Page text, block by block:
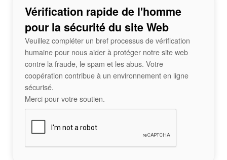
Vérification rapide de l'homme
pour la sécurité du site Web
Veuillez compléter un bref processus de vérification
humaine pour nous aider à protéger notre site web
contre la fraude, le spam et les abus. Votre
coopération contribue à un environnement en ligne
sécurisé.
Merci pour votre soutien.